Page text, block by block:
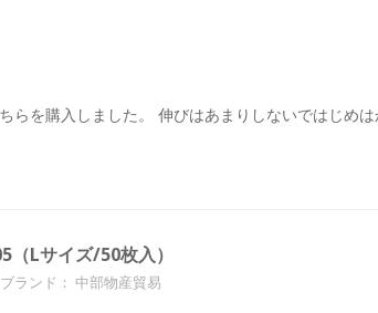
らを購入しました。 伸びはあまりしないではじめ
Lサイズ/50枚入）
ブランド： 中部物産貿易